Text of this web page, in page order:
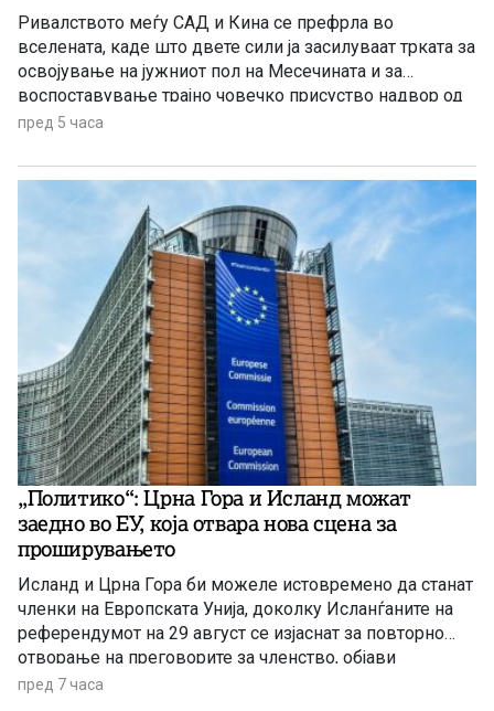
Ривалството меѓу САД и Кина се префрла во
вселената, каде што двете сили ја засилуваат трката за
освојување на јужниот пол на Месечината и за
воспоставување трајно човечко присуство надвор од
Земјата.
пред 5 часа
„Политико“: Црна Гора и Исланд можат
заедно во ЕУ, која отвара нова сцена за
проширувањето
Исланд и Црна Гора би можеле истовремено да станат
членки на Европската Унија, доколку Исланѓаните на
референдумот на 29 август се изјаснат за повторно
отворање на преговорите за членство, објави
„Политико“, повикувајќи се на европски претставници
пред 7 часа